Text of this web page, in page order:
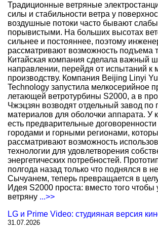
Традиционные ветряные
силы и стабильности ветра у
воздушные потоки часто бывают
порывистыми. На больших высотах
сильнее и постояннее, поэтому
рассматривают возможность подъема
Китайская компания сделала важный
направлении, перейдя от испытаний к
производству. Компания Beijing Linyi
Technology запустила мелкосерийное
летающей ветротурбины S2000, а в
Чжэцзян возводят отдельный завод по
материалов для оболочки аппарата. У
есть предварительные
городами и горными регионами,
рассматривают возможность
технологии для удовлетворения
энергетических потребностей.
полгода назад только что поднялся в
Сычуанем, теперь превращается в
Идея S2000 проста: вместо того чтобы
ветряну ...>>
LG и Prime Video: студияная версия
31.07.2026